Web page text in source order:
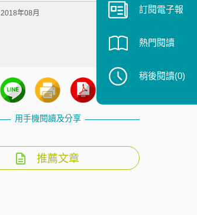
2018年08月
用手機閱讀及分享
推薦文章
訂閱電子報
熱門閱讀
稍後閱讀(0)